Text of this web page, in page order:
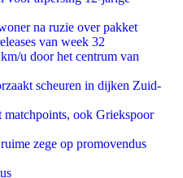
na ruzie over pakket
van week 32
u door het centrum van
scheuren in dijken Zuid-
matchpoints, ook Griekspoor
zege op promovendus